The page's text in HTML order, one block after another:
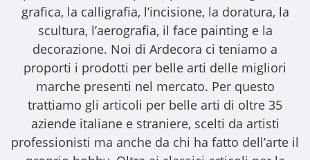
grafica, la calligrafia, l’incisione, la doratura, la
scultura, l’aerografia, il face painting e la
decorazione. Noi di Ardecora ci teniamo a
proporti i prodotti per belle arti delle migliori
marche presenti nel mercato. Per questo
trattiamo gli articoli per belle arti di oltre 35
aziende italiane e straniere, scelti da artisti
professionisti ma anche da chi ha fatto dell’arte il